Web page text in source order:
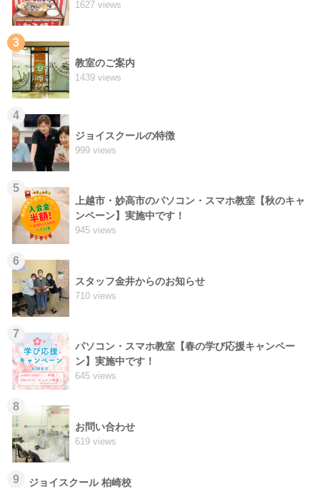
1627 views
3
教室のご案内
1439 views
4
ジョイスクールの特徴
999 views
5
上越市・妙高市のパソコン・スマホ教室【秋のキャ
ンペーン】実施中です！
945 views
6
スタッフ金井からのお知らせ
710 views
7
パソコン・スマホ教室【春の学び応援キャンペー
ン】実施中です！
645 views
8
お問い合わせ
619 views
9 ジョイスクール 柏崎校